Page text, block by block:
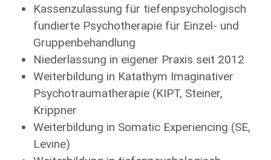
Kassenzulassung für tiefenpsychologisch
fundierte Psychotherapie für Einzel- und
Gruppenbehandlung
Niederlassung in eigener Praxis seit 2012
Weiterbildung in Katathym Imaginativer
Psychotraumatherapie (KIPT, Steiner,
Krippner
Weiterbildung in Somatic Experiencing (SE,
Levine)